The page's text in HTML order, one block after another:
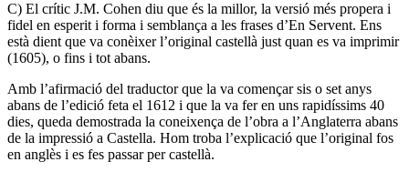
C) El crític J.M. Cohen diu que és la millor, la versió més propera i
fidel en esperit i forma i semblança a les frases d’En Servent. Ens
està dient que va conèixer l’original castellà just quan es va imprimir
(1605), o fins i tot abans.
Amb l’afirmació del traductor que la va començar sis o set anys
abans de l’edició feta el 1612 i que la va fer en uns rapidíssims 40
dies, queda demostrada la coneixença de l’obra a l’Anglaterra abans
de la impressió a Castella. Hom troba l’explicació que l’original fos
en anglès i es fes passar per castellà.